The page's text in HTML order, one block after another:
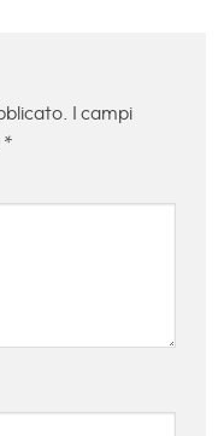
I campi
*